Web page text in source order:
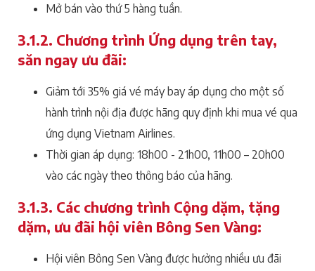
Mở bán vào thứ 5 hàng tuần.
3.1.2. Chương trình Ứng dụng trên tay,
săn ngay ưu đãi:
Giảm tới 35% giá vé máy bay áp dụng cho một số
hành trình nội địa được hãng quy định khi mua vé qua
ứng dụng Vietnam Airlines.
Thời gian áp dụng: 18h00 - 21h00, 11h00 – 20h00
vào các ngày theo thông báo của hãng.
3.1.3. Các chương trình Cộng dặm, tặng
dặm, ưu đãi hội viên Bông Sen Vàng:
Hội viên Bông Sen Vàng được hưởng nhiều ưu đãi